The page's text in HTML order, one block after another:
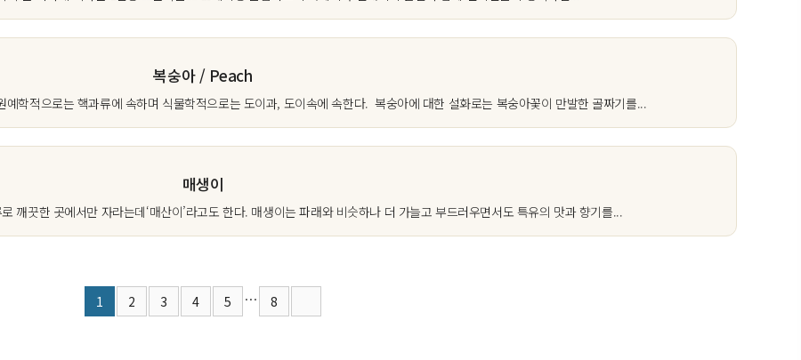
복숭아 / Peach
적으로는 핵과류에 속하며 식물학적으로는 도이과, 도이속에 속한다. 복숭아에 대한 설화로는 복숭아꽃이 만발한 골짜기를...
매생이
깨끗한 곳에서만 자라는데‘매산이’라고도 한다. 매생이는 파래와 비슷하나 더 가늘고 부드러우면서도 특유의 맛과 향기를...
1 2 3 4 5 … 8